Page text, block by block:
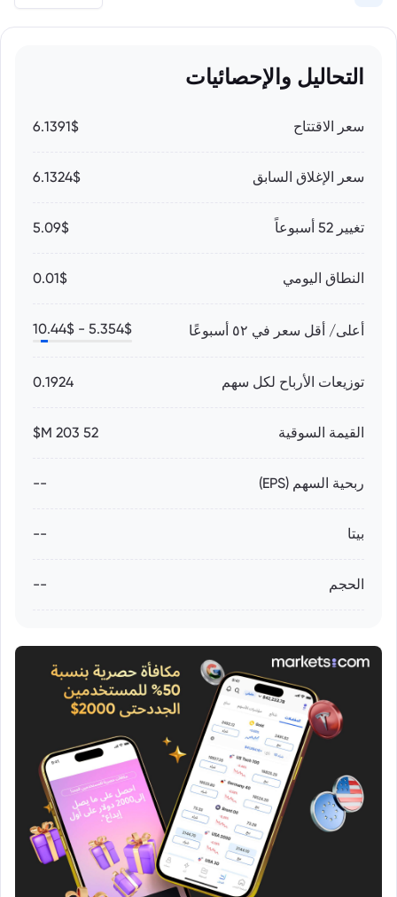
التحاليل والإحصائيات
سعر الاقتتاح 6.1391$
سعر الإغلاق السابق 6.1324$
تغيير 52 أسبوعاً 5.09$
النطاق اليومي 0.01$
أعلى/ أقل سعر في ٥٢ أسبوعًا 5.354$ -
10.44$
توزيعات الأرباح لكل سهم 0.1924
القيمة السوقية 52 203 M$
ربحية السهم (EPS) --
بيتا --
الحجم --